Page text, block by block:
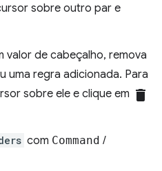
sobre outro par e
valor de cabeçalho, remova
uma regra adicionada. Para
sobre ele e clique em delete
com Command /